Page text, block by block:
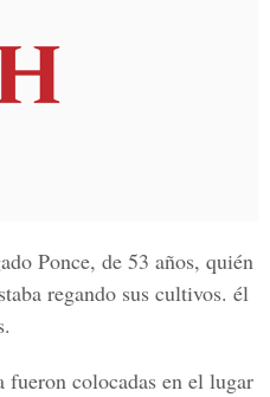
Ponce, de 53 años, quién
regando sus cultivos. él
fueron colocadas en el lugar